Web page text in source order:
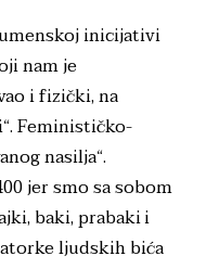
inicijativi
nam je
i fizički, na
Feminističko-
nasilja“.
jer smo sa sobom
baki, prabaki i
ljudskih bića